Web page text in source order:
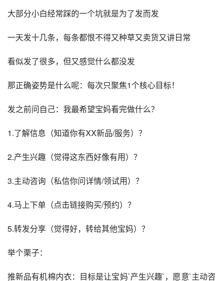
大部分小白经常踩的一个坑就是为了发而发
一天发十几条，每条都恨不得又种草又卖货又讲日常
看似发了很多，但又感觉什么都没发
那正确姿势是什么呢：每次只聚焦1个核心目标！
发之前问自己：我最希望宝妈看完做什么？
1.了解信息（知道你有XX新品/服务）？
2.产生兴趣（觉得这东西好像有用）？
3.主动咨询（私信你问详情/领试用）？
4.马上下单（点击链接购买/预约）？
5.转发分享（觉得好，转给其他宝妈）？
举个栗子：
推新品有机棉内衣：目标是让宝妈`产生兴趣`，愿意`主动咨